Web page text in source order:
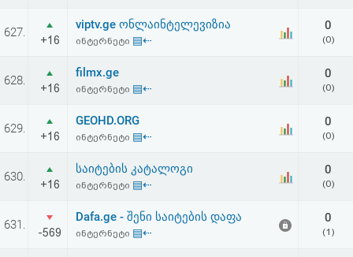
კოდი
შეთანხმება
უარყოფა
627.
+16
viptv.ge ონლაინტელევიზია
ინტერნეტი ▤⇠
0
(0)
628.
+16
filmx.ge
ინტერნეტი ▤⇠
0
(0)
629.
+16
GEOHD.ORG
ინტერნეტი ▤⇠
0
(0)
630.
+16
საიტების კატალოგი
ინტერნეტი ▤⇠
0
(0)
631.
-569
Dafa.ge - შენი საიტების დაფა
ინტერნეტი ▤⇠
0
(1)